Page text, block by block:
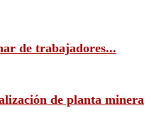
de trabajadores...
de planta minera